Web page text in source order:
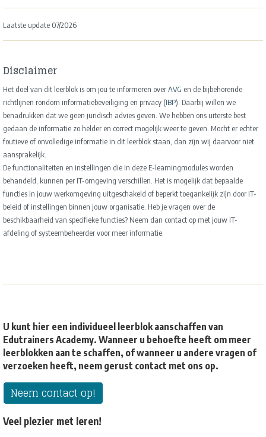
Laatste update 07/2026
Disclaimer
Het doel van dit leerblok is om jou te informeren overAVG en de bijbehorende
richtlijnen rondom informatiebeveiliging en privacy (IBP). Daarbij willen we
benadrukken dat we geen juridisch advies geven. We hebben ons uiterste best
gedaan de informatie zo helder en correct mogelijk weer te geven. Mocht er echter
foutieve of onvolledige informatie in dit leerblok staan, dan zijn wij daarvoor niet
aansprakelijk.
De functionaliteiten en instellingen die in deze E-learningmodules worden
behandeld, kunnen per IT-omgeving verschillen. Het is mogelijk dat bepaalde
functies in jouw werkomgeving uitgeschakeld of beperkt toegankelijk zijn door IT-
beleid of instellingen binnen jouw organisatie. Heb je vragen over de
beschikbaarheid van specifieke functies? Neem dan contact op met jouw IT-
afdeling of systeembeheerder voor meer informatie.
U kunt hier een individueel leerblok aanschaffen van
Edutrainers Academy. Wanneer u behoefte heeft om meer
leerblokken aan te schaffen, of wanneer u andere vragen of
verzoeken heeft, neem gerust contact met ons op.
Neem contact op!
Veel plezier met leren!